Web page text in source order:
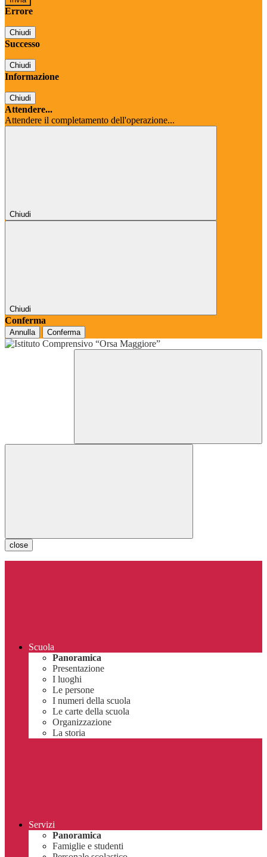
Errore
Chiudi
Successo
Chiudi
Informazione
Chiudi
Attendere...
Attendere il completamento dell'operazione...
Chiudi
Chiudi
Conferma
Annulla Conferma
close
Scuola
Panoramica
Presentazione
I luoghi
Le persone
I numeri della scuola
Le carte della scuola
Organizzazione
La storia
Servizi
Panoramica
Famiglie e studenti